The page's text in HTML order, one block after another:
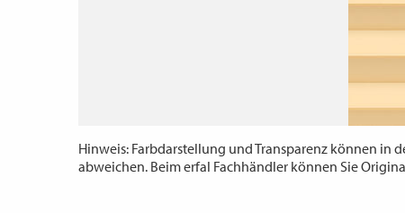
Hinweis: Farbdarstellung und Transparenz können in
abweichen. Beim erfal Fachhändler können Sie